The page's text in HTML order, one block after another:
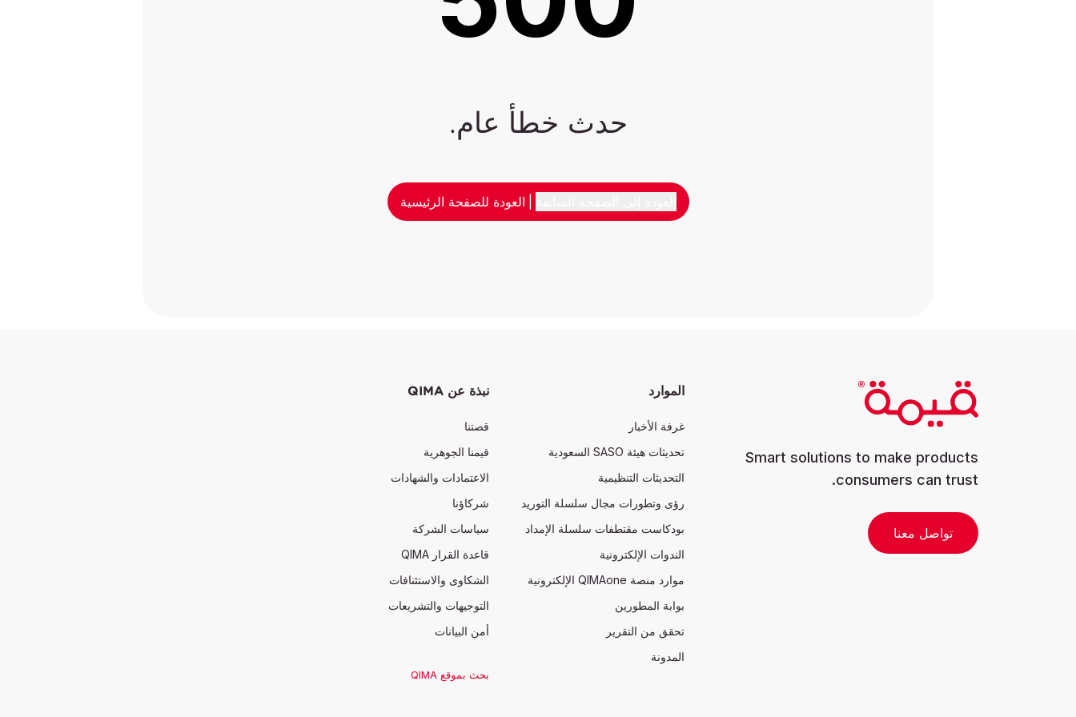
حدث خطأ عام.
العودة للصفحة الرئيسية
Smart solutions to make products
consumers can trust.
تواصل معنا
الموارد
غرفة الأخبار
تحديثات هيئة SASO السعودية
التحديثات التنظيمية
رؤى وتطورات مجال سلسلة التوريد
بودكاست مقتطفات سلسلة الإمداد
الندوات الإلكترونية
موارد منصة QIMAone الإلكترونية
بوابة المطورين
تحقق من التقرير
المدونة
نبذة عن QIMA
قصتنا
قيمنا الجوهرية
الاعتمادات والشهادات
شركاؤنا
سياسات الشركة
قاعدة القرار QIMA
الشكاوى والاستئنافات
التوجيهات والتشريعات
أمن البيانات
بحث بموقع QIMA